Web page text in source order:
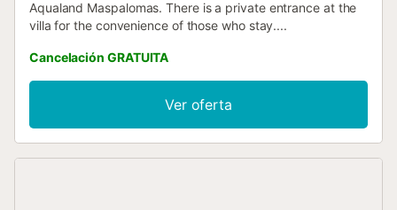
Aqualand Maspalomas. There is a private entrance at the
villa for the convenience of those who stay....
Cancelación GRATUITA
Ver oferta